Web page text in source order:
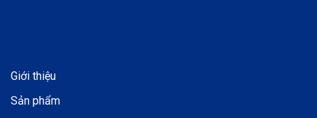
Giới thiệu
Sản phẩm